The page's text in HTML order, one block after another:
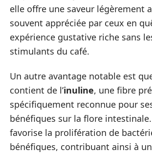
elle offre une saveur légèrement
souvent appréciée par ceux en
expérience gustative riche sans
stimulants du café.
Un autre avantage notable est
contient de l’inuline, une fibre
spécifiquement reconnue pour
bénéfiques sur la flore
favorise la prolifération de
bénéfiques, contribuant ainsi à